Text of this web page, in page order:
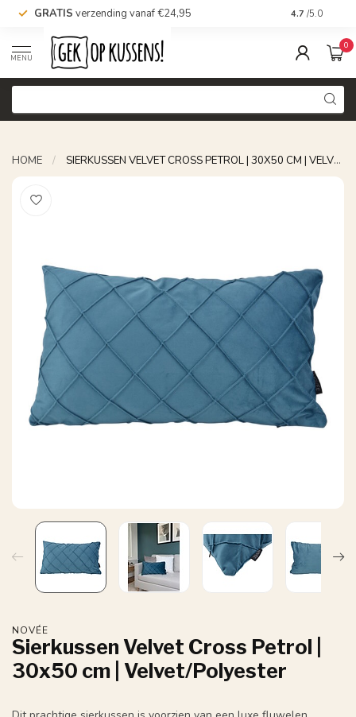
GRATIS verzending vanaf €24,95 Voor 16.00
4.7 /5.0
MENU
0
HOME / SIERKUSSEN VELVET CROSS PETROL | 30X50 CM | VELVET/POLYESTER
NOVÉE
Sierkussen Velvet Cross Petrol |
30x50 cm | Velvet/Polyester